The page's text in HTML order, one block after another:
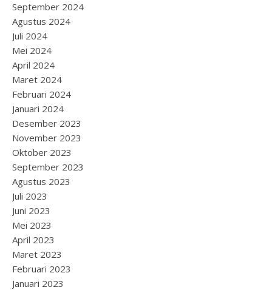
September 2024
Agustus 2024
Juli 2024
Mei 2024
April 2024
Maret 2024
Februari 2024
Januari 2024
Desember 2023
November 2023
Oktober 2023
September 2023
Agustus 2023
Juli 2023
Juni 2023
Mei 2023
April 2023
Maret 2023
Februari 2023
Januari 2023